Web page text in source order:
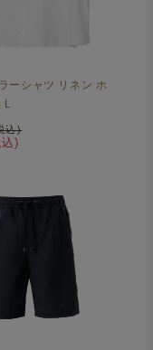
ーシャツ リネン ホ
L
)
込)